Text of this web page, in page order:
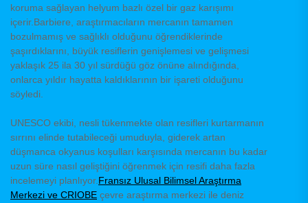
koruma sağlayan helyum bazlı özel bir gaz karışımı
içerir.Barbiere, araştırmacıların mercanın tamamen
bozulmamış ve sağlıklı olduğunu öğrendiklerinde
şaşırdıklarını, büyük resiflerin genişlemesi ve gelişmesi
yaklaşık 25 ila 30 yıl sürdüğü göz önüne alındığında,
onlarca yıldır hayatta kaldıklarının bir işareti olduğunu
söyledi.
UNESCO ekibi, nesli tükenmekte olan resifleri kurtarmanın
sırrını elinde tutabileceği umuduyla, giderek artan
düşmanca okyanus koşulları karşısında mercanın bu kadar
uzun süre nasıl geliştiğini öğrenmek için resifi daha fazla
incelemeyi planlıyor.Fransız Ulusal Bilimsel Araştırma
Merkezi ve CRIOBE çevre araştırma merkezi ile deniz